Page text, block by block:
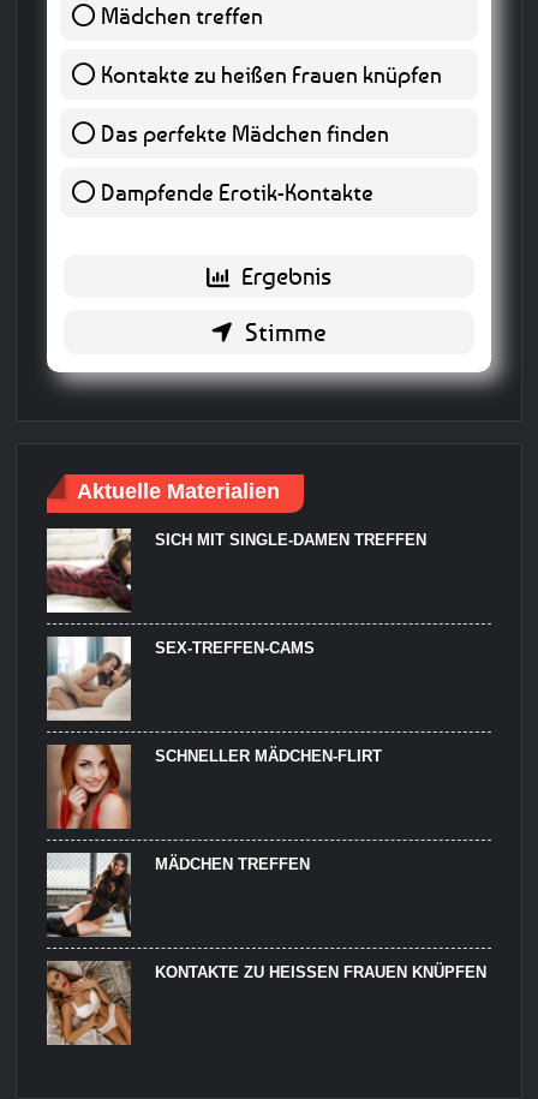
Mädchen treffen
Kontakte zu heißen Frauen knüpfen
0 ( 0 % )
Das perfekte Mädchen finden0 ( 0 % )
Dampfende Erotik-Kontakte
Aktuelle Materialien
SICH MIT SINGLE-DAMEN TREFFEN
SEX-TREFFEN-CAMS
SCHNELLER MÄDCHEN-FLIRT
MÄDCHEN TREFFEN
KONTAKTE ZU HEISSEN FRAUEN KNÜPFEN